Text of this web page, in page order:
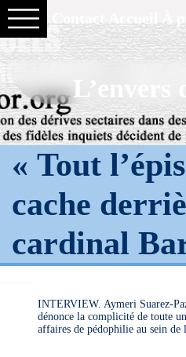
L’envers
« Tout
cache
cardinal
INTERVIEW. Aymeri Suarez-
dénonce la complicité de toute
affaires de pédophilie au sein de